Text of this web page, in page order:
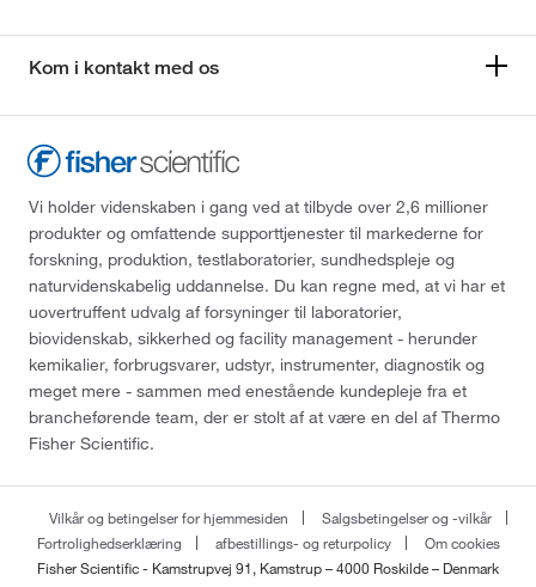
Kom i kontakt med os
Vi holder videnskaben i gang ved at tilbyde over 2,6 millioner
produkter og omfattende supporttjenester til markederne for
forskning, produktion, testlaboratorier, sundhedspleje og
naturvidenskabelig uddannelse. Du kan regne med, at vi har et
uovertruffent udvalg af forsyninger til laboratorier,
biovidenskab, sikkerhed og facility management - herunder
kemikalier, forbrugsvarer, udstyr, instrumenter, diagnostik og
meget mere - sammen med enestående kundepleje fra et
brancheførende team, der er stolt af at være en del af Thermo
Fisher Scientific.
Vilkår og betingelser for hjemmesiden
Salgsbetingelser og -vilkår
Fortrolighedserklæring
afbestillings- og returpolicy
Om cookies
Fisher Scientific - Kamstrupvej 91, Kamstrup – 4000 Roskilde – Denmark